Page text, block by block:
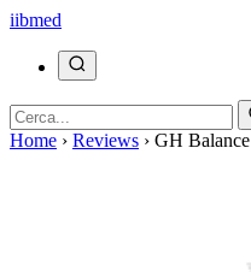
iibmed
Home › Reviews › GH Balance